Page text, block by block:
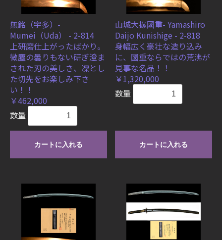
無銘（宇多）-
Mumei（Uda） - 2-814
上研磨仕上がったばかり。
微塵の曇りもない研ぎ澄ま
された刃の美しさ、凜とし
た切先をお楽しみ下さ
い！！
￥462,000
数量
カートに入れる
山城大掾國重- Yamashiro
Daijo Kunishige - 2-818
身幅広く豪壮な造り込み
に、國重ならではの荒沸が
見事な名品！！
￥1,320,000
数量
カートに入れる